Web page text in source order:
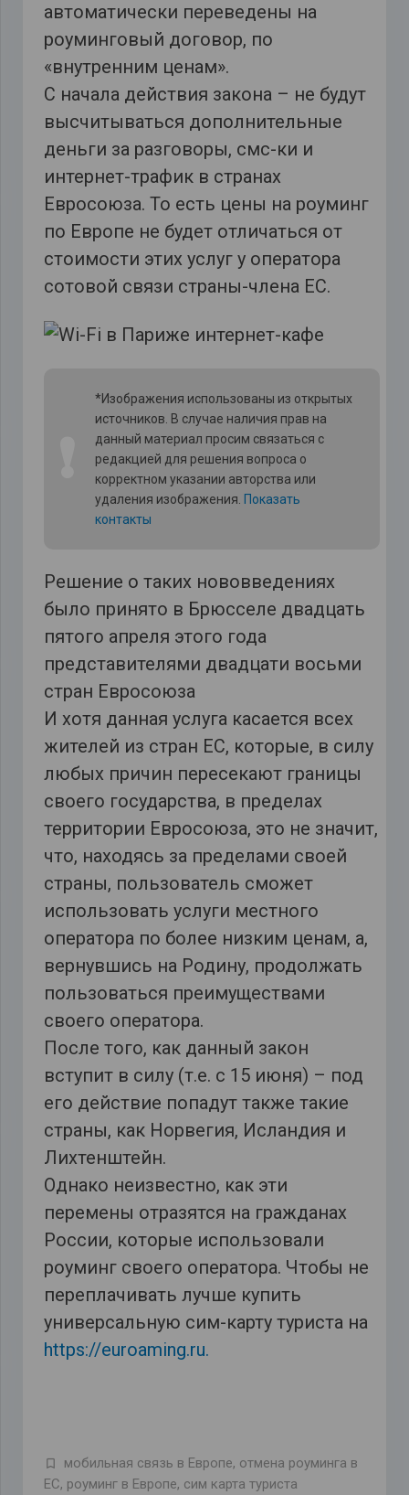
автоматически переведены на
роуминговый договор, по
«внутренним ценам».
С начала действия закона – не будут
высчитываться дополнительные
деньги за разговоры, смс-ки и
интернет-трафик в странах
Евросоюза. То есть цены на роуминг
по Европе не будет отличаться от
стоимости этих услуг у оператора
сотовой связи страны-члена ЕС.
*Изображения использованы из открытых
источников. В случае наличия прав на
данный материал просим связаться с
редакцией для решения вопроса о
корректном указании авторства или
удаления изображения. Показать
контакты
Решение о таких нововведениях
было принято в Брюсселе двадцать
пятого апреля этого года
представителями двадцати восьми
стран Евросоюза
И хотя данная услуга касается всех
жителей из стран ЕС, которые, в силу
любых причин пересекают границы
своего государства, в пределах
территории Евросоюза, это не значит,
что, находясь за пределами своей
страны, пользователь сможет
использовать услуги местного
оператора по более низким ценам, а,
вернувшись на Родину, продолжать
пользоваться преимуществами
своего оператора.
После того, как данный закон
вступит в силу (т.е. с 15 июня) – под
его действие попадут также такие
страны, как Норвегия, Исландия и
Лихтенштейн.
Однако неизвестно, как эти
перемены отразятся на гражданах
России, которые использовали
роуминг своего оператора. Чтобы не
переплачивать лучше купить
универсальную сим-карту туриста на
https://euroaming.ru.
мобильная связь в Европе, отмена роуминга в
ЕС, роуминг в Европе, сим карта туриста